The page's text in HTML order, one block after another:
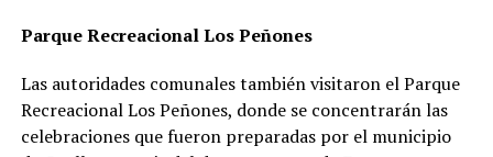
Parque Recreacional Los Peñones
Las autoridades comunales también visitaron el Parque
Recreacional Los Peñones, donde se concentrarán las
celebraciones que fueron preparadas por el municipio